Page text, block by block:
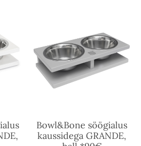
Bowl&Bone söögialus
kaussidega GRANDE,